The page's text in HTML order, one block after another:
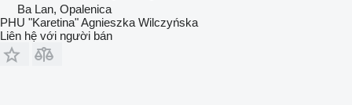
Ba Lan, Opalenica
PHU "Karetina" Agnieszka Wilczyńska
Liên hệ với người bán